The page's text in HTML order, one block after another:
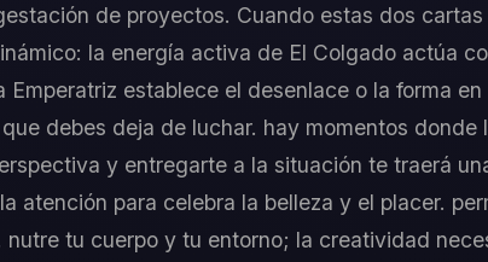
de proyectos. Cuando estas dos
la energía activa de El Colgado actúa
Emperatriz establece el desenlace o la forma
debes deja de luchar. hay momentos donde
y entregarte a la situación te traerá
atención para celebra la belleza y el placer.
tu cuerpo y tu entorno; la creatividad